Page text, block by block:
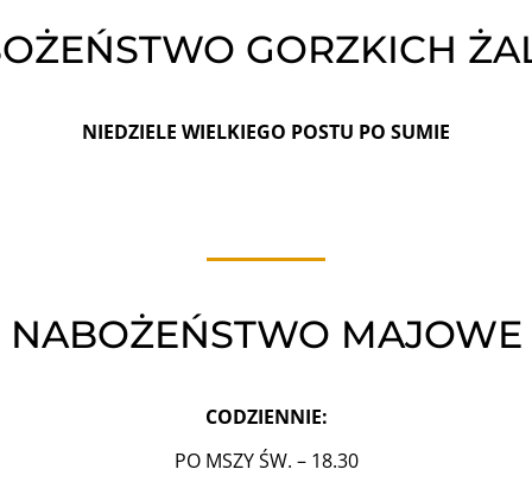
GORZKICH
NIEDZIELE WIELKIEGO POSTU PO SUMIE
NABOŻEŃSTWO MAJOWE
CODZIENNIE:
PO MSZY ŚW. – 18.30